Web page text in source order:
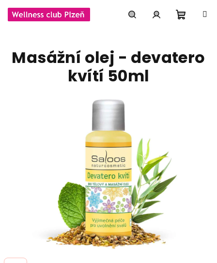
obsah
košík
Masážní olej - devatero
kvítí 50ml